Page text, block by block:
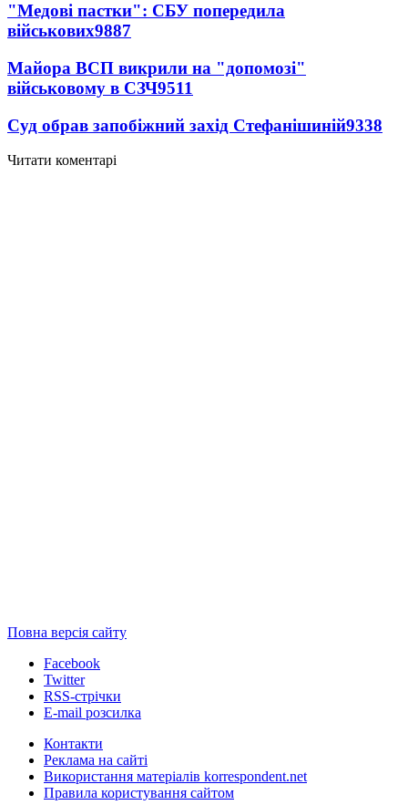
"Медові пастки": СБУ попередила
військових9887
Майора ВСП викрили на "допомозі"
військовому в СЗЧ9511
Суд обрав запобіжний захід Стефанішиній9338
Читати коментарі
Повна версія сайту
Facebook
Twitter
RSS-стрічки
E-mail розсилка
Контакти
Реклама на сайті
Використання матеріалів korrespondent.net
Правила користування сайтом